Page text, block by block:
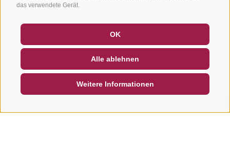
das verwendete Gerät.
OK
Alle ablehnen
Weitere Informationen
NEWSLETTER
SOCIAL WALL WETTER